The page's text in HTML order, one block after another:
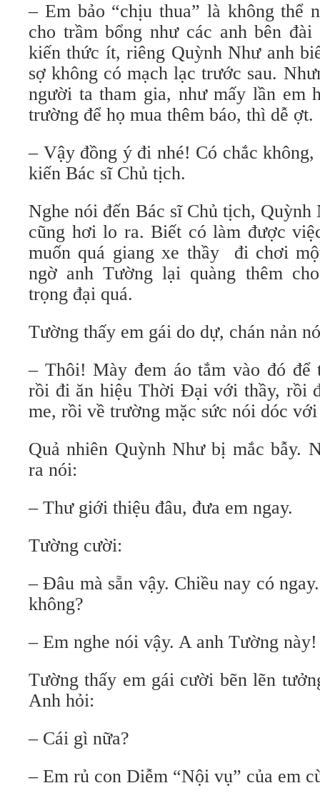
– Em bảo “chịu thua” là không thể
cho trầm bổng như các anh bên
kiến thức ít, riêng Quỳnh Như anh
sợ không có mạch lạc trước sau.
người ta tham gia, như mấy lần em
trường để họ mua thêm báo, thì dễ ợt.
– Vậy đồng ý đi nhé! Có chắc
kiến Bác sĩ Chủ tịch.
Nghe nói đến Bác sĩ Chủ tịch, Quỳnh
cũng hơi lo ra. Biết có làm được
muốn quá giang xe thầy đi chơi
ngờ anh Tường lại quàng thêm
trọng đại quá.
Tường thấy em gái do dự, chán nản
– Thôi! Mày đem áo tắm vào đó để
rồi đi ăn hiệu Thời Đại với thầy, rồi
me, rồi về trường mặc sức nói dóc
Quả nhiên Quỳnh Như bị mắc bẫy.
ra nói:
– Thư giới thiệu đâu, đưa em ngay.
Tường cười:
– Đâu mà sẵn vậy. Chiều nay có
không?
– Em nghe nói vậy. A anh Tường này!
Tường thấy em gái cười bẽn lẽn
Anh hỏi:
– Cái gì nữa?
– Em rủ con Diễm “Nội vụ” của em